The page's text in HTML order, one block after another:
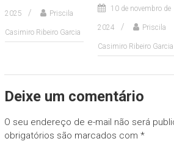
2025 Priscila
Casimiro Ribeiro Garcia
10 de novembro de
2024 Priscila
Casimiro Ribeiro Garcia
Deixe um comentário
O seu endereço de e-mail não será
obrigatórios são marcados com *